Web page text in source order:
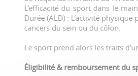
L’efficacité du sport dans le
Durée (ALD) : L’activité
cancers du sein ou du côlon.
Le sport prend alors les traits
Éligibilité & remboursement du